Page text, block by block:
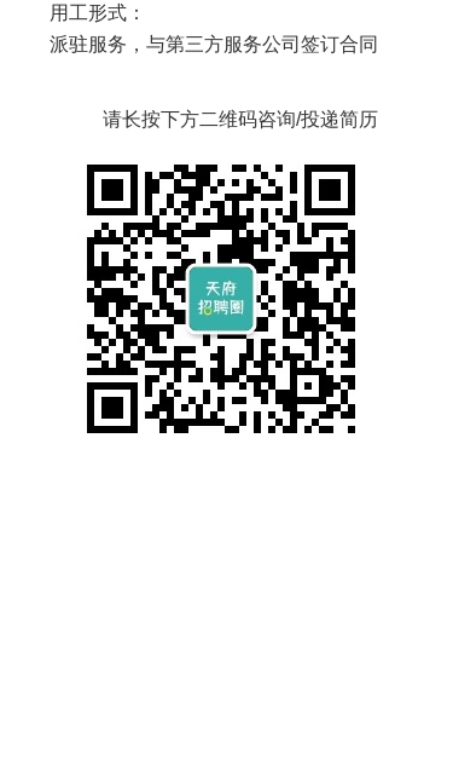
用工形式：
派驻服务，与第三方服务公司签订合同
请长按下方二维码咨询/投递简历